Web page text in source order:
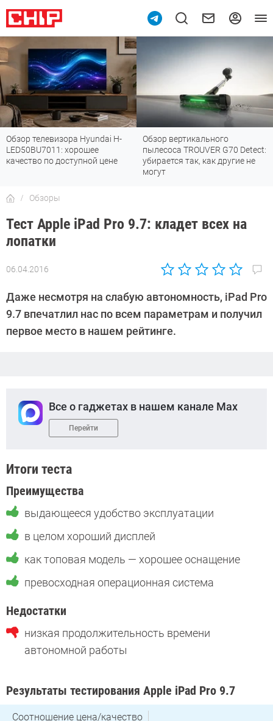
Обзор телевизора Hyundai H-
LED50BU7011: хорошее
качество по доступной цене
Обзор вертикального
пылесоса TROUVER G70 Detect:
убирается так, как другие не
могут
Обзоры
Тест Apple iPad Pro 9.7: кладет всех на
лопатки
06.04.2016
Автор:
Поповкин
Даже несмотря на слабую автономность, iPad Pro
9.7 впечатлил нас по всем параметрам и получил
первое место в нашем рейтинге.
Все о гаджетах в нашем канале Max
Перейти
Итоги теста
Преимущества
выдающееся удобство эксплуатации
в целом хороший дисплей
как топовая модель — хорошее оснащение
превосходная операционная система
Недостатки
низкая продолжительность времени
автономной работы
Результаты тестирования Apple iPad Pro 9.7
Соотношение цена/качество